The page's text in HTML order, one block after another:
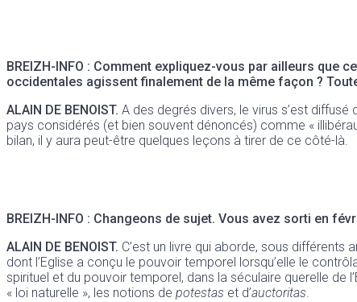
BREIZH-INFO : Comment expliquez-vous par ailleurs que
occidentales agissent finalement de la même façon ?
ALAIN DE BENOIST. A des degrés divers, le virus s’est
pays considérés (et bien souvent dénoncés) comme «
bilan, il y aura peut-être quelques leçons à tirer de ce côté-là.
BREIZH-INFO : Changeons de sujet. Vous avez sorti en
ALAIN DE BENOIST. C’est un livre qui aborde, sous différents
dont l’Eglise a conçu le pouvoir temporel lorsqu’elle le
spirituel et du pouvoir temporel, dans la séculaire querelle de
« loi naturelle », les notions de potestas et d’auctoritas.